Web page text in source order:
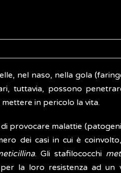
nel naso, nella gola
tuttavia, possono
in pericolo la vita.
provocare malattie
dei casi in cui è
. Gli stafilococchi
la loro resistenza ad un